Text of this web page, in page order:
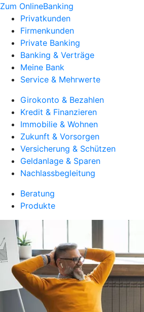
Zum OnlineBanking
Privatkunden
Firmenkunden
Private Banking
Banking & Verträge
Meine Bank
Service & Mehrwerte
Girokonto & Bezahlen
Kredit & Finanzieren
Immobilie & Wohnen
Zukunft & Vorsorgen
Versicherung & Schützen
Geldanlage & Sparen
Nachlassbegleitung
Beratung
Produkte